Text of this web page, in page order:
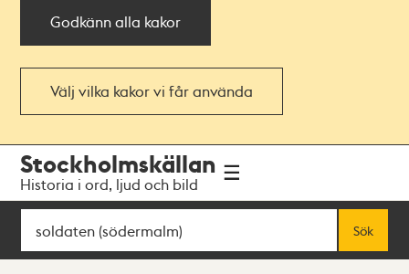
Godkänn alla kakor
Välj vilka kakor vi får använda
navigationen
huvudinnehållet
Stockholmskällan
Historia i ord, ljud och bild
Sök
Sök